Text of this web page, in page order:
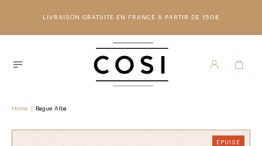
LIVRAISON GRATUITE EN FRANCE À PARTIR DE 150€
Home Bague Alba
ÉPUISÉ